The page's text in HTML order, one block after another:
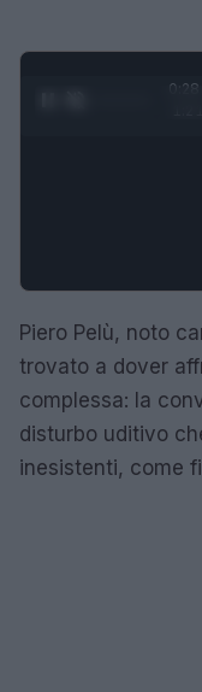
Piero Pelù, noto
trovato a dover
complessa: la
disturbo uditivo
inesistenti, come